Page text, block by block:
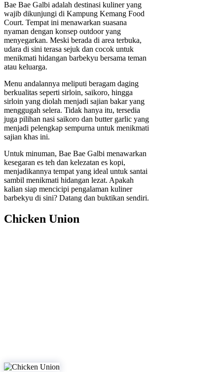
Bae Bae Galbi adalah destinasi kuliner yang
wajib dikunjungi di Kampung Kemang Food
Court. Tempat ini menawarkan suasana
nyaman dengan konsep outdoor yang
menyegarkan. Meski berada di area terbuka,
udara di sini terasa sejuk dan cocok untuk
menikmati hidangan barbekyu bersama teman
atau keluarga.
Menu andalannya meliputi beragam daging
berkualitas seperti sirloin, saikoro, hingga
sirloin yang diolah menjadi sajian bakar yang
menggugah selera. Tidak hanya itu, tersedia
juga pilihan nasi saikoro dan butter garlic yang
menjadi pelengkap sempurna untuk menikmati
sajian khas ini.
Untuk minuman, Bae Bae Galbi menawarkan
kesegaran es teh dan kelezatan es kopi,
menjadikannya tempat yang ideal untuk santai
sambil menikmati hidangan lezat. Apakah
kalian siap mencicipi pengalaman kuliner
barbekyu di sini? Datang dan buktikan sendiri.
Chicken Union